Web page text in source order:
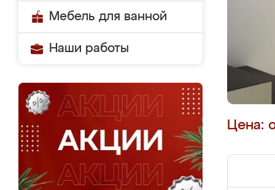
Мебель для ванной
Наши работы
Цена: